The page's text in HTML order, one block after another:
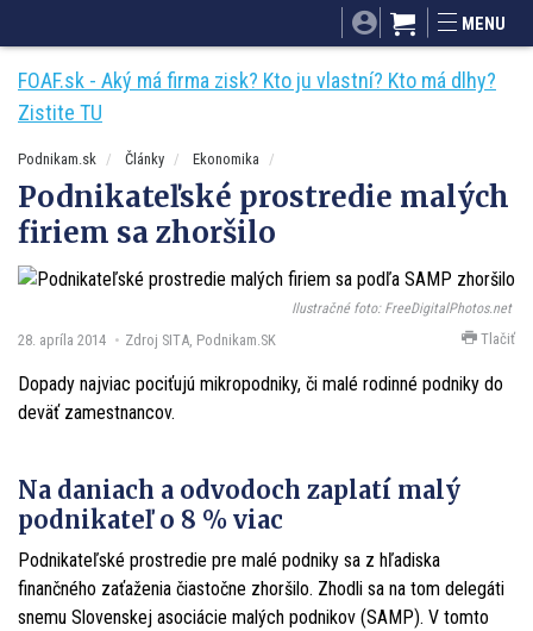
Mnamky-recepty.sk
MENU
FOAF.sk - Aký má firma zisk? Kto ju vlastní? Kto má dlhy?
Zistite TU
Podnikam.sk Články Ekonomika
Podnikateľské prostredie malých
firiem sa zhoršilo
Ilustračné foto: FreeDigitalPhotos.net
28. apríla 2014 Zdroj SITA, Podnikam.SK Tlačiť
Dopady najviac pociťujú mikropodniky, či malé rodinné podniky do
deväť zamestnancov.
Na daniach a odvodoch zaplatí malý
podnikateľ o 8 % viac
Podnikateľské prostredie pre malé podniky sa z hľadiska
finančného zaťaženia čiastočne zhoršilo. Zhodli sa na tom delegáti
snemu Slovenskej asociácie malých podnikov (SAMP). V tomto